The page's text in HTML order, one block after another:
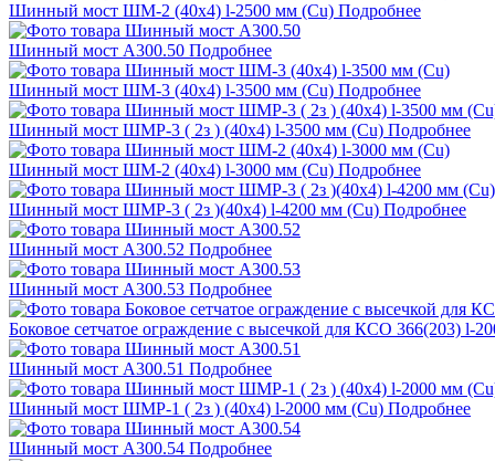
Шинный мост ШМ-2 (40х4) l-2500 мм (Cu) Подробнее
Шинный мост А300.50 Подробнее
Шинный мост ШМ-3 (40х4) l-3500 мм (Cu) Подробнее
Шинный мост ШМР-3 ( 2з ) (40х4) l-3500 мм (Cu) Подробнее
Шинный мост ШМ-2 (40х4) l-3000 мм (Cu) Подробнее
Шинный мост ШМР-3 ( 2з )(40х4) l-4200 мм (Cu) Подробнее
Шинный мост А300.52 Подробнее
Шинный мост А300.53 Подробнее
Боковое сетчатое ограждение с высечкой для КСО 366(203) l-
Шинный мост А300.51 Подробнее
Шинный мост ШМР-1 ( 2з ) (40x4) l-2000 мм (Cu) Подробнее
Шинный мост А300.54 Подробнее